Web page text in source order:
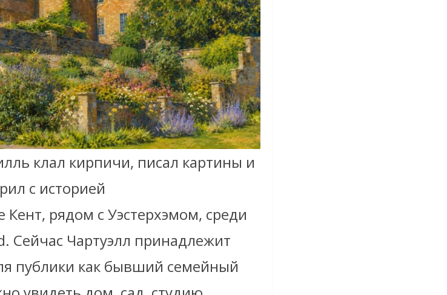
клал кирпичи, писал картины и
с историей
Кент, рядом с Уэстерхэмом, среди
Сейчас Чартуэлл принадлежит
публики как бывший семейный